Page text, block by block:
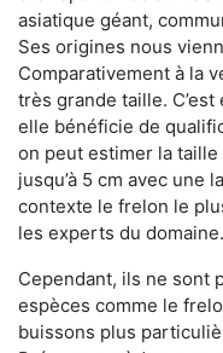
asiatique géant,
Ses origines nous
Comparativement à la
très grande taille.
elle bénéficie de
on peut estimer la taille
jusqu’à 5 cm avec une
contexte le frelon le
les experts du domaine.
Cependant, ils ne sont
espèces comme le
buissons plus